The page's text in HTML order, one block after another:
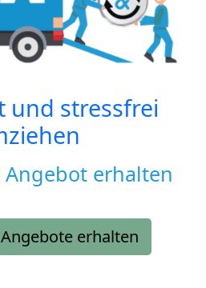
und stressfrei
Angebot erhalten
erhalten